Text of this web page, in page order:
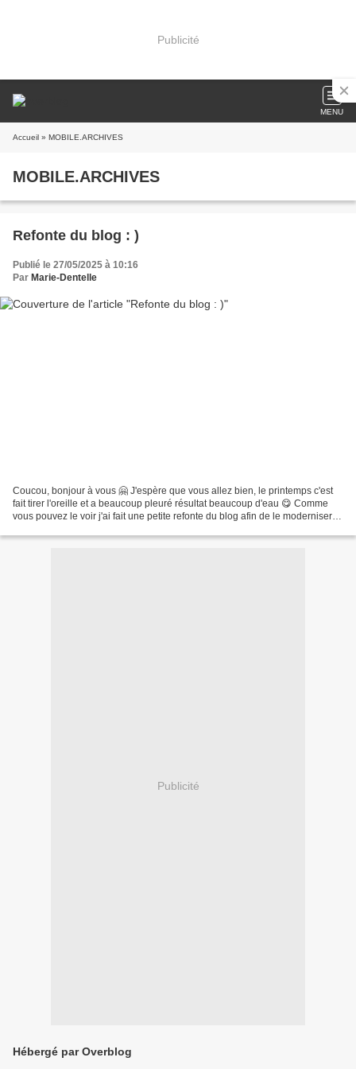
Publicité
MENU
Accueil » MOBILE.ARCHIVES
MOBILE.ARCHIVES
Refonte du blog : )
Publié le 27/05/2025 à 10:16
Par Marie-Dentelle
Coucou, bonjour à vous 🤗 J'espère que vous allez bien, le printemps c'est
fait tirer l'oreille et a beaucoup pleuré résultat beaucoup d'eau 😋 Comme
vous pouvez le voir j'ai fait une petite refonte du blog afin de le moderniser
Publicité
Hébergé par Overblog